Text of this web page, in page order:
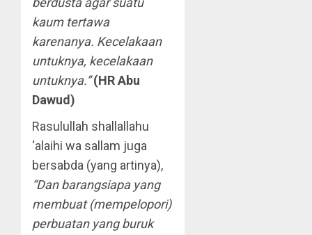
kaum tertawa
karenanya. Kecelakaan
untuknya, kecelakaan
untuknya.” (HR Abu
Dawud)
Rasulullah shallallahu
‘alaihi wa sallam juga
bersabda (yang artinya),
“Dan barangsiapa yang
membuat (mempelopori)
perbuatan yang buruk